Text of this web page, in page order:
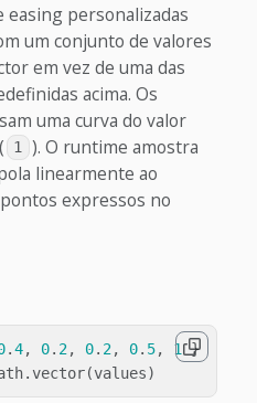
easing personalizadas
um conjunto de valores
em vez de uma das
acima. Os
uma curva do valor
1 ). O runtime amostra
linearmente ao
expressos no
.4, 0. 2, 0. 2, 0. 5, 1
}
.vector(values)